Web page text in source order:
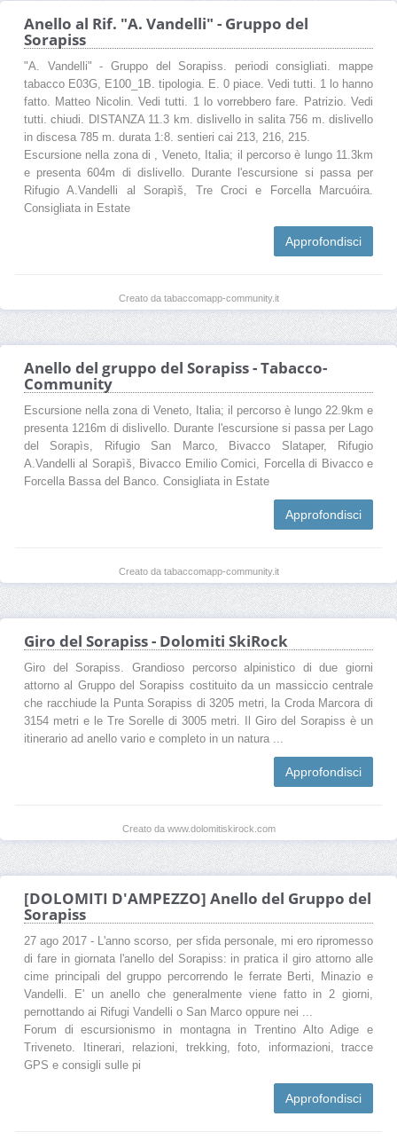
Anello al Rif. "A. Vandelli" - Gruppo del
Sorapiss
"A. Vandelli" - Gruppo del Sorapiss. periodi consigliati. mappe
tabacco E03G, E100_1B. tipologia. E. 0 piace. Vedi tutti. 1 lo hanno
fatto. Matteo Nicolin. Vedi tutti. 1 lo vorrebbero fare. Patrizio. Vedi
tutti. chiudi. DISTANZA 11.3 km. dislivello in salita 756 m. dislivello
in discesa 785 m. durata 1:8. sentieri cai 213, 216, 215.
Escursione nella zona di , Veneto, Italia; il percorso è lungo 11.3km
e presenta 604m di dislivello. Durante l'escursione si passa per
Rifugio A.Vandelli al Sorapìš, Tre Croci e Forcella Marcuóira.
Consigliata in Estate
Approfondisci
Creato da tabaccomapp-community.it
Anello del gruppo del Sorapiss - Tabacco-
Community
Escursione nella zona di Veneto, Italia; il percorso è lungo 22.9km e
presenta 1216m di dislivello. Durante l'escursione si passa per Lago
del Sorapìs, Rifugio San Marco, Bivacco Slataper, Rifugio
A.Vandelli al Sorapìš, Bivacco Emilio Comici, Forcella di Bivacco e
Forcella Bassa del Banco. Consigliata in Estate
Approfondisci
Creato da tabaccomapp-community.it
Giro del Sorapiss - Dolomiti SkiRock
Giro del Sorapiss. Grandioso percorso alpinistico di due giorni
attorno al Gruppo del Sorapiss costituito da un massiccio centrale
che racchiude la Punta Sorapiss di 3205 metri, la Croda Marcora di
3154 metri e le Tre Sorelle di 3005 metri. Il Giro del Sorapiss è un
itinerario ad anello vario e completo in un natura ...
Approfondisci
Creato da www.dolomitiskirock.com
[DOLOMITI D'AMPEZZO] Anello del Gruppo del
Sorapiss
27 ago 2017 - L'anno scorso, per sfida personale, mi ero ripromesso
di fare in giornata l'anello del Sorapiss: in pratica il giro attorno alle
cime principali del gruppo percorrendo le ferrate Berti, Minazio e
Vandelli. E' un anello che generalmente viene fatto in 2 giorni,
pernottando ai Rifugi Vandelli o San Marco oppure nei ...
Forum di escursionismo in montagna in Trentino Alto Adige e
Triveneto. Itinerari, relazioni, trekking, foto, informazioni, tracce
GPS e consigli sulle pi
Approfondisci